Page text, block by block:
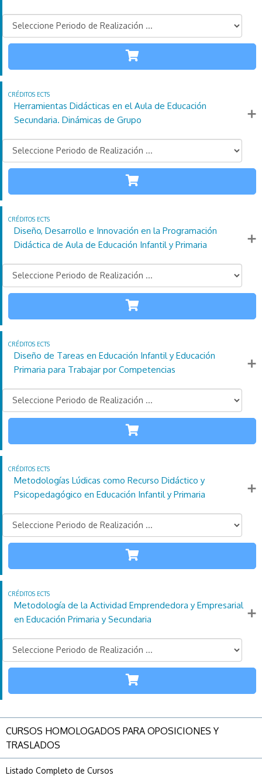
CURSOS HOMOLOGADOS PARA OPOSICIONES Y
TRASLADOS
Listado Completo de Cursos
SECUNDARIA
110Horas 4 21días
Más información
Herramientas Didácticas en el Aula de Educación
Secundaria. Dinámicas de Grupo
SECUNDARIA
110Horas 4 21días
Más información
Diseño, Desarrollo e Innovación en la Programación
Didáctica de Aula de Educación Infantil y Primaria
PRIMARIA
110 4Créditos
21
Más información
Diseño de Tareas en Educación Infantil y Educación
Primaria para Trabajar por Competencias
PRIMARIA
110 4Créditos
21
Más información
Metodologías Lúdicas como Recurso Didáctico y
Psicopedagógico en Educación Infantil y Primaria
PRIMARIA
110 4Créditos
21
Más información
Metodología de la Actividad Emprendedora y Empresarial
en Educación Primaria y Secundaria
SECUNDARIA
110 4Créditos
21
Más información